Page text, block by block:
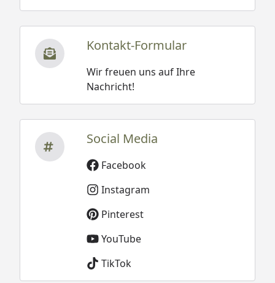
Kontakt-Formular
Wir freuen uns auf Ihre
Nachricht!
Social Media
Facebook
Instagram
Pinterest
YouTube
TikTok